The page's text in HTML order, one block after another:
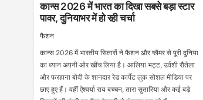
कान्स 2026 में भारत का दिखा सबसे बड़ा स्टार
पावर, दुनियाभर में हो रही चर्चा
फैशन
कान्स 2026 में भारतीय सितारों ने फैशन और ग्लैमर से पूरी दुनिया
का ध्यान अपनी ओर खींच लिया है। आलिया भट्ट, उर्वशी रौतेला
और फरहाना बोदी के शानदार रेड कार्पेट लुक सोशल मीडिया पर
छाए हुए हैं। वहीं ऐश्वर्या राय बच्चन, तारा सुतारिया और कई बड़े